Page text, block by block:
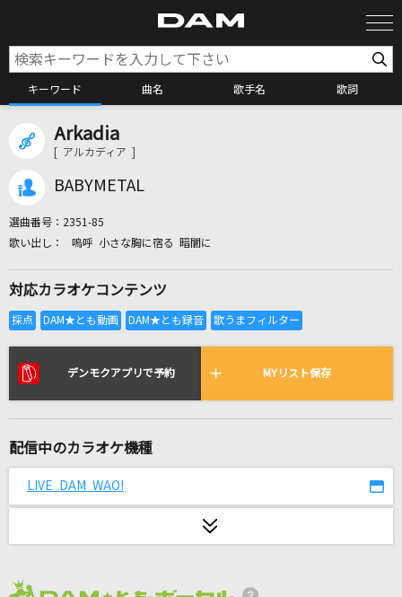
キーワード 曲名 歌手名 歌詞
全国りれき
リアルタイムで歌われている曲の一覧
蝶
[生音]しるし
Arkadia
[ アルカディア ]
BABYMETAL
選曲番号： 2351-85
嗚呼 小さな胸に宿る 暗闇に
対応カラオケコンテンツ
デンモクアプリで予約 MYリスト保存
配信中のカラオケ機種
LIVE DAM WAO!